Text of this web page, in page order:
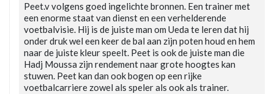
Peet.v volgens goed ingelichte bronnen. Een trainer met
een enorme staat van dienst en een verhelderende
voetbalvisie. Hij is de juiste man om Ueda te leren dat hij
onder druk wel een keer de bal aan zijn poten houd en hem
naar de juiste kleur speelt. Peet is ook de juiste man die
Hadj Moussa zijn rendement naar grote hoogtes kan
stuwen. Peet kan dan ook bogen op een rijke
voetbalcarriere zowel als speler als ook als trainer.